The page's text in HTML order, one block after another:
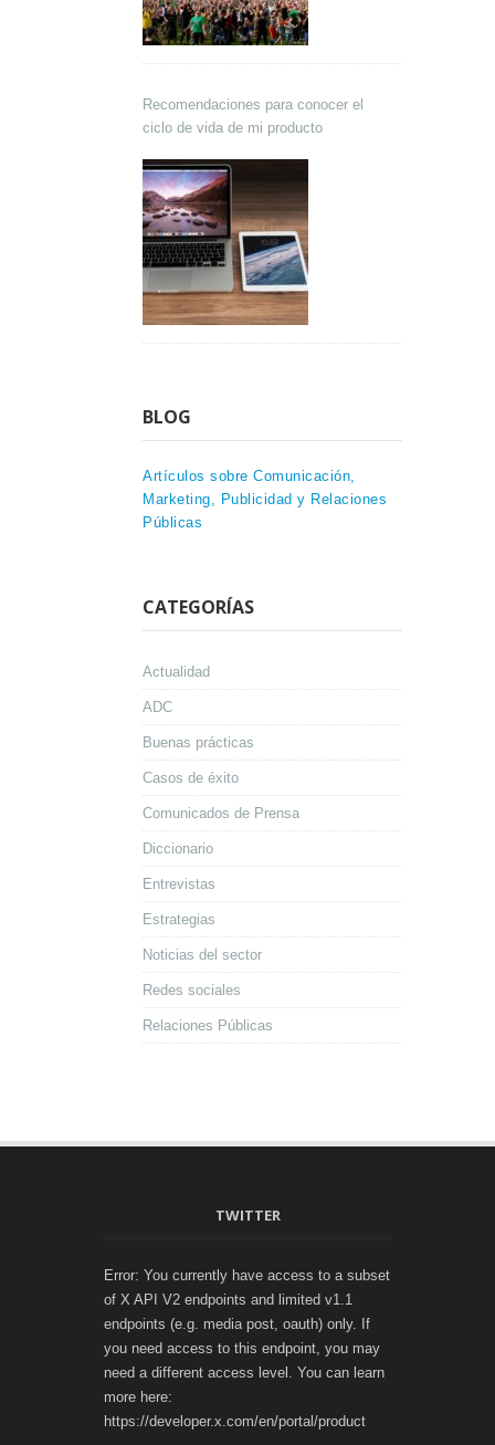
Recomendaciones para conocer el
ciclo de vida de mi producto
BLOG
Artículos sobre Comunicación,
Marketing, Publicidad y Relaciones
Públicas
CATEGORÍAS
Actualidad
ADC
Buenas prácticas
Casos de éxito
Comunicados de Prensa
Diccionario
Entrevistas
Estrategias
Noticias del sector
Redes sociales
Relaciones Públicas
TWITTER
Error: You currently have access to a subset
of X API V2 endpoints and limited v1.1
endpoints (e.g. media post, oauth) only. If
you need access to this endpoint, you may
need a different access level. You can learn
more here:
https://developer.x.com/en/portal/product